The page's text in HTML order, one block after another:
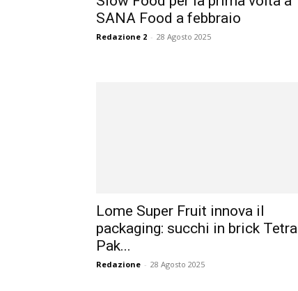
SANA Food a febbraio
Redazione 2 - 28 Agosto 2025
Lome Super Fruit innova il
packaging: succhi in brick Tetra
Pak...
Redazione - 28 Agosto 2025